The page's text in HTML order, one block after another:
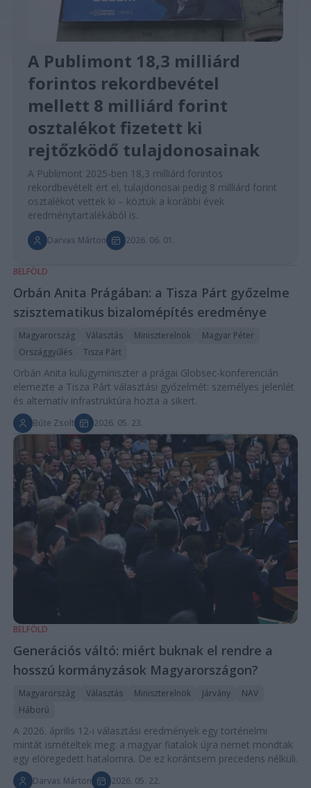
A Publimont 18,3 milliárd
forintos rekordbevétel
mellett 8 milliárd forint
osztalékot fizetett ki
rejtőzködő tulajdonosainak
A Publimont 2025-ben 18,3 milliárd forintos
rekordbevételt ért el, tulajdonosai pedig 8 milliárd forint
osztalékot vettek ki – köztük a korábbi évek
eredménytartalékából is.
Darvas Márton 2026. 06. 01.
BELFÖLD
Orbán Anita Prágában: a Tisza Párt győzelme
szisztematikus bizalomépítés eredménye
Magyarország Választás Miniszterelnök
Magyar Péter
Országgyűlés
Tisza Párt
Orbán Anita külügyminiszter a prágai Globsec-konferencián
elemezte a Tisza Párt választási győzelmét: személyes jelenlét
és alternatív infrastruktúra hozta a sikert.
Bűte Zsolt 2026. 05. 23.
BELFÖLD
Generációs váltó: miért buknak el rendre a
hosszú kormányzások Magyarországon?
Magyarország Választás Miniszterelnök Járvány
NAV
Háború
A 2026. április 12-i választási eredmények egy történelmi
mintát ismételtek meg: a magyar fiatalok újra nemet mondtak
egy elöregedett hatalomra. De ez korántsem precedens nélküli.
Darvas Márton
2026. 05. 22.